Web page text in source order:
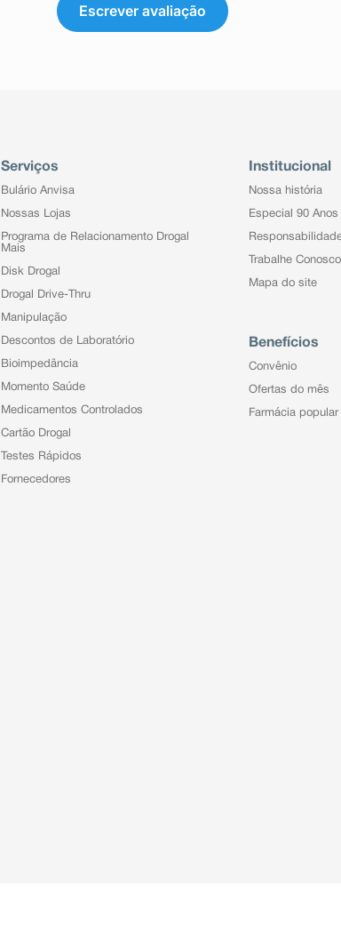
Escrever avaliação
Serviços
Bulário Anvisa
Nossas Lojas
Programa de Relacionamento Drogal
Mais
Disk Drogal
Drogal Drive-Thru
Manipulação
Descontos de Laboratório
Bioimpedância
Momento Saúde
Medicamentos Controlados
Cartão Drogal
Testes Rápidos
Fornecedores
Institucional
Nossa história
Especial 90 Anos
Trabalhe Conosco
Mapa do site
Benefícios
Convênio
Ofertas do mês
Farmácia popular